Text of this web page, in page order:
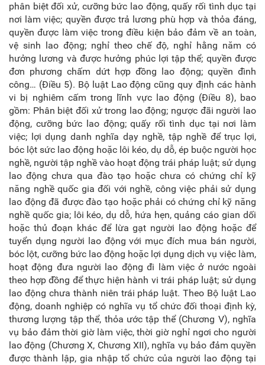
phân biệt đối xử, cưỡng bức lao động, quấy rối tình dục tại
nơi làm việc; quyền được trả lương phù hợp và thỏa đáng,
quyền được làm việc trong điều kiện bảo đảm về an toàn,
vệ sinh lao động; nghỉ theo chế độ, nghỉ hằng năm có
hưởng lương và được hưởng phúc lợi tập thể; quyền được
đơn phương chấm dứt hợp đồng lao động; quyền đình
công… (Điều 5). Bộ luật Lao động cũng quy định các hành
vi bị nghiêm cấm trong lĩnh vực lao động (Điều 8), bao
gồm: Phân biệt đối xử trong lao động; ngược đãi người lao
động, cưỡng bức lao động; quấy rối tình dục tại nơi làm
việc; lợi dụng danh nghĩa dạy nghề, tập nghề để trục lợi,
bóc lột sức lao động hoặc lôi kéo, dụ dỗ, ép buộc người học
nghề, người tập nghề vào hoạt động trái pháp luật; sử dụng
lao động chưa qua đào tạo hoặc chưa có chứng chỉ kỹ
năng nghề quốc gia đối với nghề, công việc phải sử dụng
lao động đã được đào tạo hoặc phải có chứng chỉ kỹ năng
nghề quốc gia; lôi kéo, dụ dỗ, hứa hẹn, quảng cáo gian dối
hoặc thủ đoạn khác để lừa gạt người lao động hoặc để
tuyển dụng người lao động với mục đích mua bán người,
bóc lột, cưỡng bức lao động hoặc lợi dụng dịch vụ việc làm,
hoạt động đưa người lao động đi làm việc ở nước ngoài
theo hợp đồng để thực hiện hành vi trái pháp luật; sử dụng
lao động chưa thành niên trái pháp luật. Theo Bộ luật Lao
động, doanh nghiệp có nghĩa vụ tổ chức đối thoại định kỳ,
thương lượng tập thể, thỏa ước tập thể (Chương V), nghĩa
vụ bảo đảm thời giờ làm việc, thời giờ nghỉ ngơi cho người
lao động (Chương X, Chương XII), nghĩa vụ bảo đảm quyền
được thành lập, gia nhập tổ chức của người lao động tại